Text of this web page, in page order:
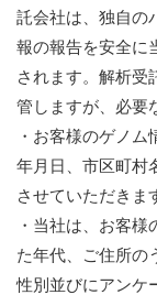
託会社は、独自の
報の報告を安全に
されます。解析受
管しますが、必要
・お客様のゲノ
年月日、市区町村
させていただきま
・当社は、お客
た年代、ご住所の
性別並びにアンケ